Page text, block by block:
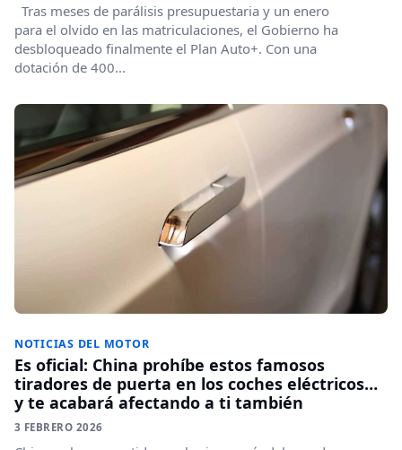
Tras meses de parálisis presupuestaria y un enero
para el olvido en las matriculaciones, el Gobierno ha
desbloqueado finalmente el Plan Auto+. Con una
dotación de 400...
NOTICIAS DEL MOTOR
Es oficial: China prohíbe estos famosos
tiradores de puerta en los coches eléctricos…
y te acabará afectando a ti también
3 FEBRERO 2026